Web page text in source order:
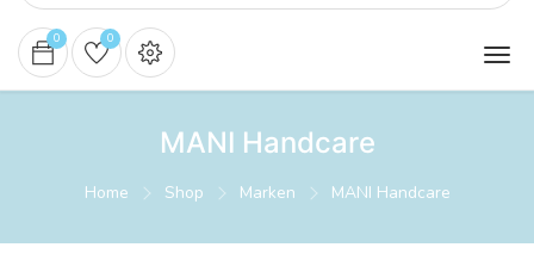
0 0
MANI Handcare
Home Shop Marken MANI Handcare